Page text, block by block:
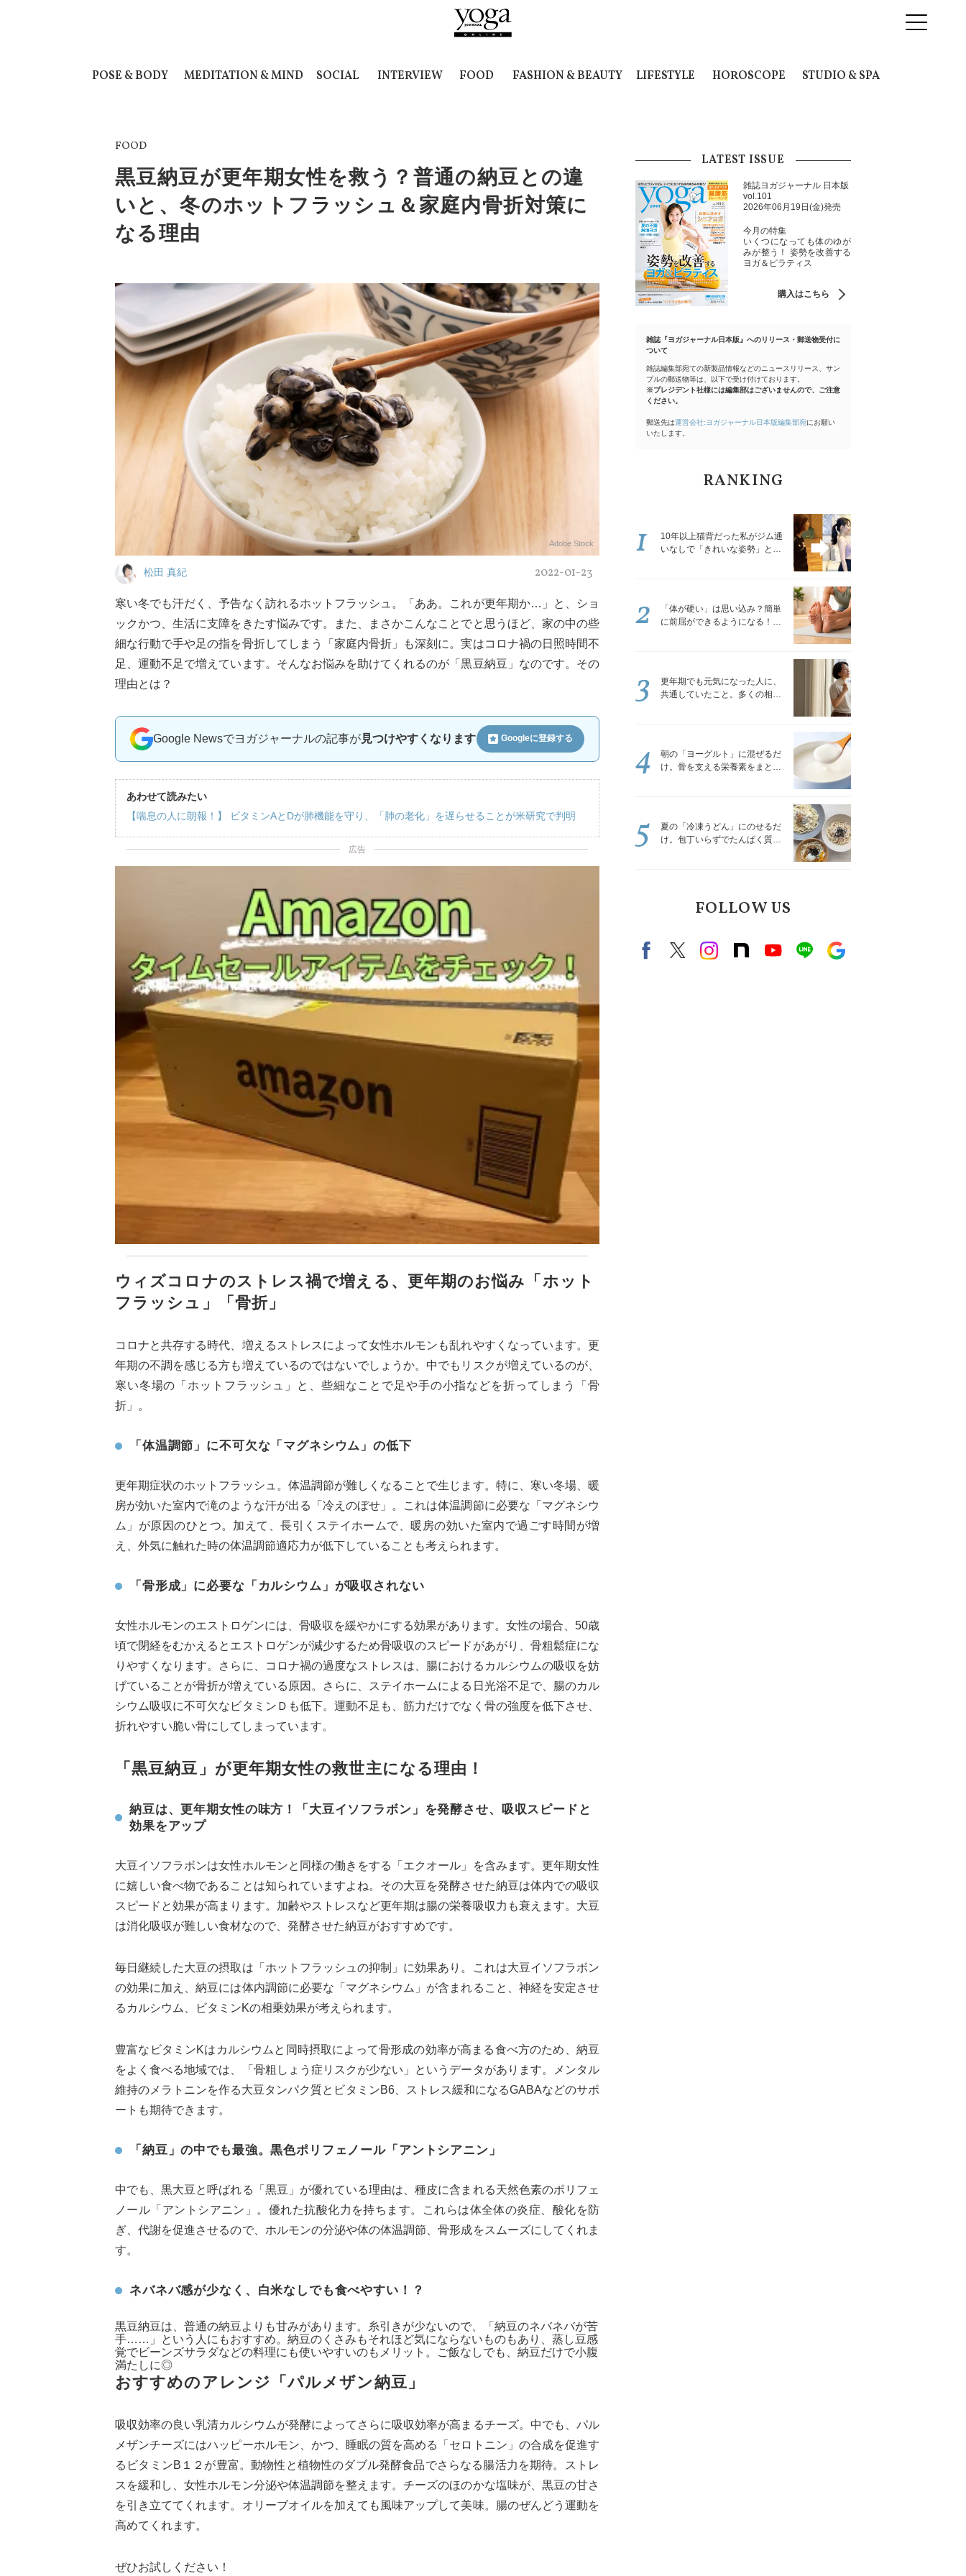
POSE & BODY MEDITATION & MIND SOCIAL INTERVIEW FOOD FASHION & BEAUTY LIFESTYLE HOROSCOPE STUDIO & SPA
FOOD
黒豆納豆が更年期女性を救う？普通の納豆との違
いと、冬のホットフラッシュ＆家庭内骨折対策に
なる理由
Adobe Stock
松田 真紀 2022-01-23
寒い冬でも汗だく、予告なく訪れるホットフラッシュ。「ああ。これが更年期か…」と、ショ
ックかつ、生活に支障をきたす悩みです。また、まさかこんなことでと思うほど、家の中の些
細な行動で手や足の指を骨折してしまう「家庭内骨折」も深刻に。実はコロナ禍の日照時間不
足、運動不足で増えています。そんなお悩みを助けてくれるのが「黒豆納豆」なのです。その
理由とは？
Google Newsでヨガジャーナルの記事が見つけやすくなります Googleに登録する
あわせて読みたい
【喘息の人に朗報！】 ビタミンAとDが肺機能を守り、「肺の老化」を遅らせることが米研究で判明
広告
ウィズコロナのストレス禍で増える、更年期のお悩み「ホット
フラッシュ」「骨折」
コロナと共存する時代、増えるストレスによって女性ホルモンも乱れやすくなっています。更
年期の不調を感じる方も増えているのではないでしょうか。中でもリスクが増えているのが、
寒い冬場の「ホットフラッシュ」と、些細なことで足や手の小指などを折ってしまう「骨
折」。
「体温調節」に不可欠な「マグネシウム」の低下
更年期症状のホットフラッシュ。体温調節が難しくなることで生じます。特に、寒い冬場、暖
房が効いた室内で滝のような汗が出る「冷えのぼせ」。これは体温調節に必要な「マグネシウ
ム」が原因のひとつ。加えて、長引くステイホームで、暖房の効いた室内で過ごす時間が増
え、外気に触れた時の体温調節適応力が低下していることも考えられます。
「骨形成」に必要な「カルシウム」が吸収されない
女性ホルモンのエストロゲンには、骨吸収を緩やかにする効果があります。女性の場合、50歳
頃で閉経をむかえるとエストロゲンが減少するため骨吸収のスピードがあがり、骨粗鬆症にな
りやすくなります。さらに、コロナ禍の過度なストレスは、腸におけるカルシウムの吸収を妨
げていることが骨折が増えている原因。さらに、ステイホームによる日光浴不足で、腸のカル
シウム吸収に不可欠なビタミンＤも低下。運動不足も、筋力だけでなく骨の強度を低下させ、
折れやすい脆い骨にしてしまっています。
「黒豆納豆」が更年期女性の救世主になる理由！
納豆は、更年期女性の味方！「大豆イソフラボン」を発酵させ、吸収スピードと
効果をアップ
大豆イソフラボンは女性ホルモンと同様の働きをする「エクオール」を含みます。更年期女性
に嬉しい食べ物であることは知られていますよね。その大豆を発酵させた納豆は体内での吸収
スピードと効果が高まります。加齢やストレスなど更年期は腸の栄養吸収力も衰えます。大豆
は消化吸収が難しい食材なので、発酵させた納豆がおすすめです。
毎日継続した大豆の摂取は「ホットフラッシュの抑制」に効果あり。これは大豆イソフラボン
の効果に加え、納豆には体内調節に必要な「マグネシウム」が含まれること、神経を安定させ
るカルシウム、ビタミンKの相乗効果が考えられます。
豊富なビタミンKはカルシウムと同時摂取によって骨形成の効率が高まる食べ方のため、納豆
をよく食べる地域では、「骨粗しょう症リスクが少ない」というデータがあります。メンタル
維持のメラトニンを作る大豆タンパク質とビタミンB6、ストレス緩和になるGABAなどのサポ
ートも期待できます。
「納豆」の中でも最強。黒色ポリフェノール「アントシアニン」
中でも、黒大豆と呼ばれる「黒豆」が優れている理由は、種皮に含まれる天然色素のポリフェ
ノール「アントシアニン」。優れた抗酸化力を持ちます。これらは体全体の炎症、酸化を防
ぎ、代謝を促進させるので、ホルモンの分泌や体の体温調節、骨形成をスムーズにしてくれま
す。
ネバネバ感が少なく、白米なしでも食べやすい！？
黒豆納豆は、普通の納豆よりも甘みがあります。糸引きが少ないので、「納豆のネバネバが苦
手……」という人にもおすすめ。納豆のくさみもそれほど気にならないものもあり、蒸し豆感
覚でビーンズサラダなどの料理にも使いやすいのもメリット。ご飯なしでも、納豆だけで小腹
満たしに◎
おすすめのアレンジ「パルメザン納豆」
吸収効率の良い乳清カルシウムが発酵によってさらに吸収効率が高まるチーズ。中でも、パル
メザンチーズにはハッピーホルモン、かつ、睡眠の質を高める「セロトニン」の合成を促進す
るビタミンB１２が豊富。動物性と植物性のダブル発酵食品でさらなる腸活力を期待。ストレ
スを緩和し、女性ホルモン分泌や体温調節を整えます。チーズのほのかな塩味が、黒豆の甘さ
を引き立ててくれます。オリーブオイルを加えても風味アップして美味。腸のぜんどう運動を
高めてくれます。
ぜひお試しください！
LATEST ISSUE
雑誌ヨガジャーナル 日本版
vol.101
2026年06月19日(金)発売
今月の特集
いくつになっても体のゆが
みが整う！ 姿勢を改善する
ヨガ＆ピラティス
購入はこちら
雑誌『ヨガジャーナル日本版』へのリリース・郵送物受付に
ついて
雑誌編集部宛ての新製品情報などのニュースリリース、サン
プルの郵送物等は、以下で受け付けております。
※プレジデント社様には編集部はございませんので、ご注意
ください。
郵送先は運営会社:ヨガジャーナル日本版編集部宛にお願い
いたします。
RANKING
10年以上猫背だった私がジム通
いなしで「きれいな姿勢」と褒
1
「体が硬い」は思い込み？簡単
に前屈ができるようになる！腿
2
更年期でも元気になった人に、
共通していたこと。多くの相談
3
朝の「ヨーグルト」に混ぜるだ
け。骨を支える栄養素をまとめ
4
夏の「冷凍うどん」にのせるだ
け。包丁いらずでたんぱく質を
5
FOLLOW US
FacebookX（旧twitter）
instagram
note Youtubeline